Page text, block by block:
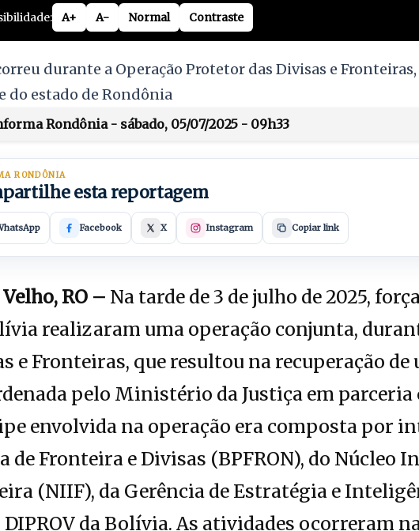
A+ A- Normal Contraste
durante a Operação Protetor das Divisas e
do estado de Rondônia
Rondônia - sábado, 05/07/2025 - 09h33
RONDÔNIA
esta reportagem
Facebook X Instagram Copiar link
RO – Na tarde de 3 de julho de 2025,
realizaram uma operação conjunta,
e Fronteiras, que resultou na recuperação de
pelo Ministério da Justiça em parceria
envolvida na operação era composta por
de Fronteira e Divisas (BPFRON), do Núcleo
(NIIF), da Gerência de Estratégia e
DIPROV da Bolívia. As atividades ocorreram